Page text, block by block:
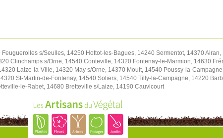
Feuguerolles s/Seulles, 14250 Hottot-les-Bagues, 14240 Sermentot, 14370
Clinchamps s/Orne, 14540 Conteville, 14320 Fontenay-le-Marmion, 14630
Laize-la-Ville, 14320 May s/Orne, 14370 Moult, 14540 Poussy-la-
St-Martin-de-Fontenay, 14540 Soliers, 14540 Tilly-la-Campagne, 14220
le-Rabet, 14680 Bretteville s/Laize, 14190 Cauvicourt